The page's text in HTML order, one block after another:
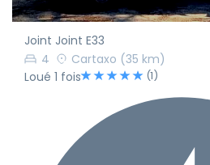
Joint Joint E33
4
Cartaxo (35 km)
Loué 1 fois
(1)